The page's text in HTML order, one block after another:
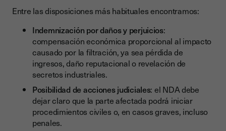
Entre las disposiciones más habituales encontramos:
Indemnización por daños y perjuicios:
compensación económica proporcional al impacto
causado por la filtración, ya sea pérdida de
ingresos, daño reputacional o revelación de
secretos industriales.
Posibilidad de acciones judiciales: el NDA debe
dejar claro que la parte afectada podrá iniciar
procedimientos civiles o, en casos graves, incluso
penales.